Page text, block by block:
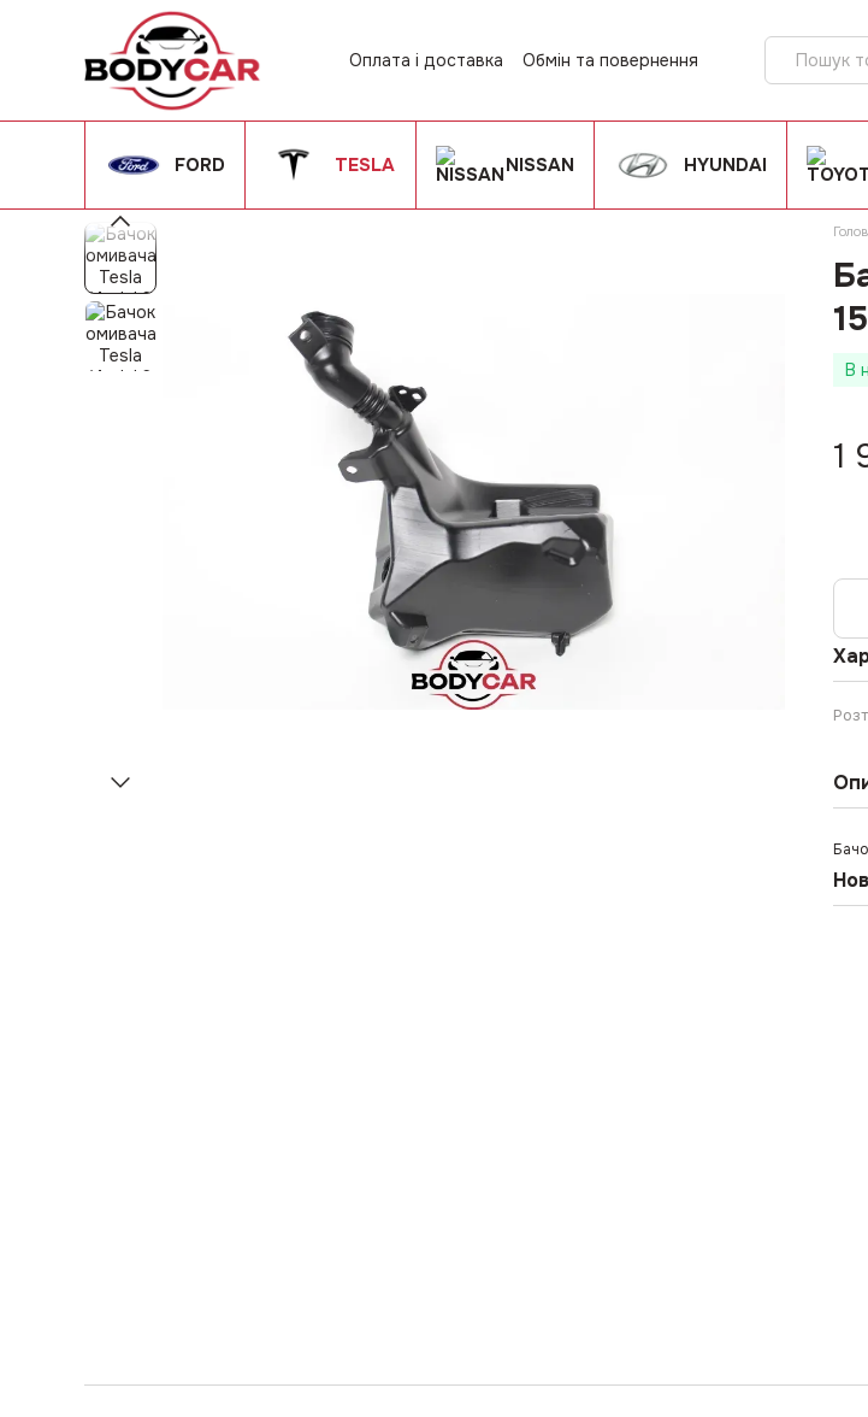
Перейти до основного контенту
Оплата і доставка
Обмін та повернення
FORD TESLA NISSAN HYUNDAI
В
1